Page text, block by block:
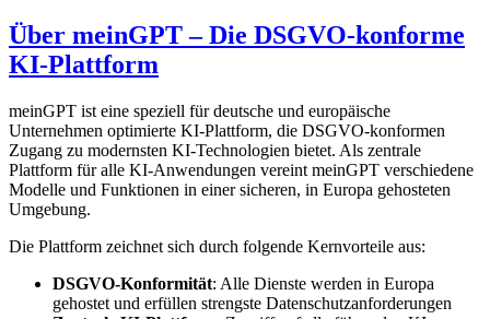
Über meinGPT – Die DSGVO-konforme
KI-Plattform
meinGPT ist eine speziell für deutsche und europäische
Unternehmen optimierte KI-Plattform, die DSGVO-konformen
Zugang zu modernsten KI-Technologien bietet. Als zentrale
Plattform für alle KI-Anwendungen vereint meinGPT verschiedene
Modelle und Funktionen in einer sicheren, in Europa gehosteten
Umgebung.
Die Plattform zeichnet sich durch folgende Kernvorteile aus:
DSGVO-Konformität: Alle Dienste werden in Europa
gehostet und erfüllen strengste Datenschutzanforderungen